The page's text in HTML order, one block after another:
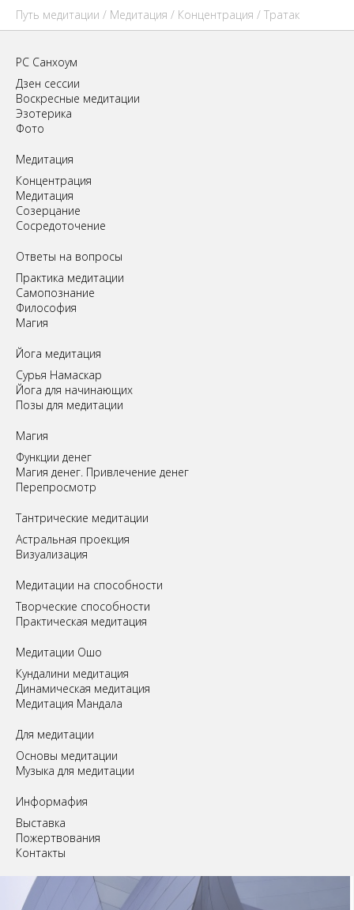
Путь медитации / Медитация / Концентрация / Тратак
РС Санхоум
Дзен сессии
Воскресные медитации
Эзотерика
Фото
Медитация
Концентрация
Медитация
Созерцание
Сосредоточение
Ответы на вопросы
Практика медитации
Самопознание
Философия
Магия
Йога медитация
Сурья Намаскар
Йога для начинающих
Позы для медитации
Магия
Функции денег
Магия денег. Привлечение денег
Перепросмотр
Tантрические медитации
Астральная проекция
Визуализация
Медитации на способности
Творческие способности
Практическая медитация
Медитации Ошо
Кундалини медитация
Динамическая медитация
Медитация Мандала
Для медитации
Основы медитации
Музыка для медитации
Информафия
Выставка
Пожертвования
Контакты